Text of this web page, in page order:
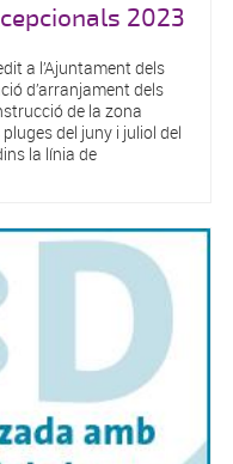
2023
a l’Ajuntament dels
d’arranjament dels
de la zona
del juny i juliol del
la línia de